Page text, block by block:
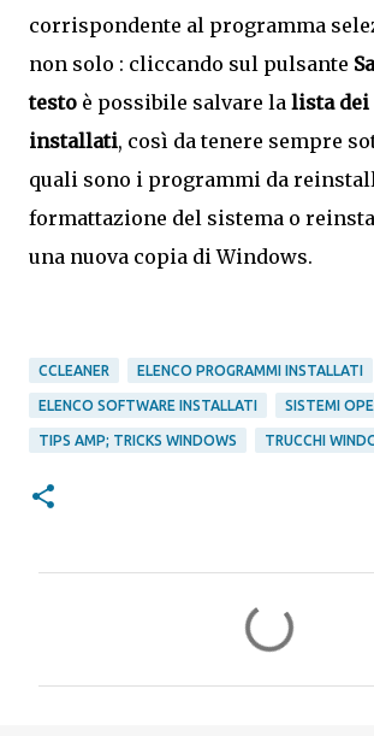
corrispondente al programma
non solo : cliccando sul pulsante
testo è possibile salvare la lista
installati, così da tenere sempre
quali sono i programmi da
formattazione del sistema o
una nuova copia di Windows.
CCLEANER ELENCO PROGRAMMI INSTALLATI
ELENCO SOFTWARE INSTALLATI SISTEMI
TIPS AMP; TRICKS WINDOWS TRUCCHI